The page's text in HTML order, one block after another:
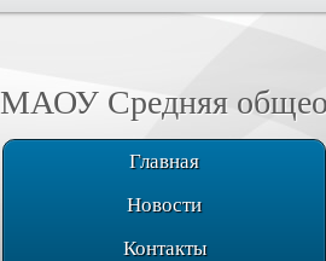
МАОУ Средняя
Главная
Новости
Контакты